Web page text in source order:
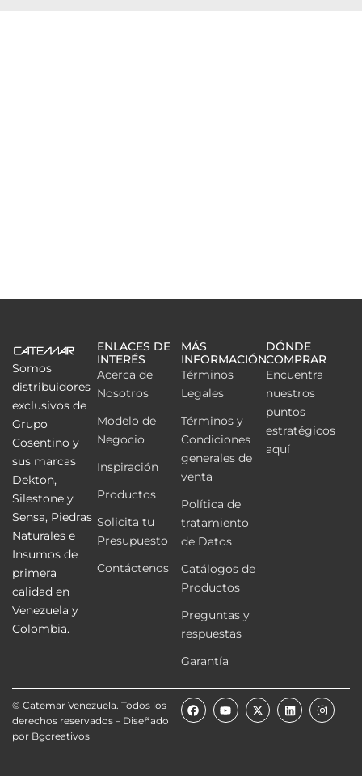
Somos
distribuidores
exclusivos de
Grupo
Cosentino y
sus marcas
Dekton,
Silestone y
Sensa, Piedras
Naturales e
Insumos de
primera
calidad en
Venezuela y
Colombia.
ENLACES DE
INTERÉS
Acerca de
Nosotros
Modelo de
Negocio
Inspiración
Productos
Solicita tu
Presupuesto
Contáctenos
MÁS
INFORMACIÓN
Términos
Legales
Términos y
Condiciones
generales de
venta
Política de
tratamiento
de Datos
Catálogos de
Productos
Preguntas y
respuestas
Garantía
DÓNDE
COMPRAR
Encuentra
nuestros
puntos
estratégicos
aquí
© Catemar Venezuela. Todos los
derechos reservados – Diseñado
por Bgcreativos
F
a
c
Y
o
u
X
-
t
L
i
n
I
n
s